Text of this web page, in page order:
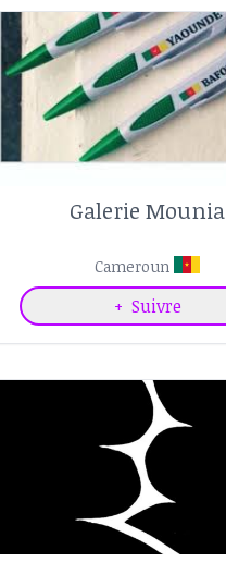
Galerie Mounia
Cameroun
+ Suivre